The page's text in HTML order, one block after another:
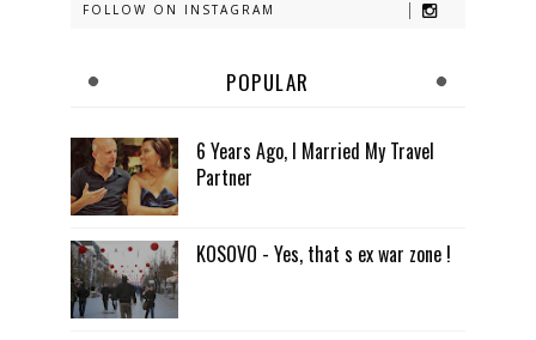
FOLLOW ON INSTAGRAM
POPULAR
6 Years Ago, I Married My Travel
Partner
KOSOVO - Yes, that s ex war zone !